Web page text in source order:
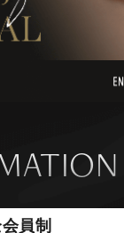
員制